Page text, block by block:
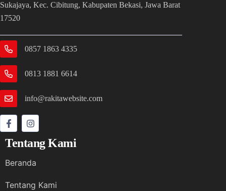
Sukajaya, Kec. Cibitung, Kabupaten Bekasi, Jawa Barat
17520
0857 1863 4335
0813 1881 6614
info@rakitawebsite.com
Tentang Kami
Beranda
Tentang Kami